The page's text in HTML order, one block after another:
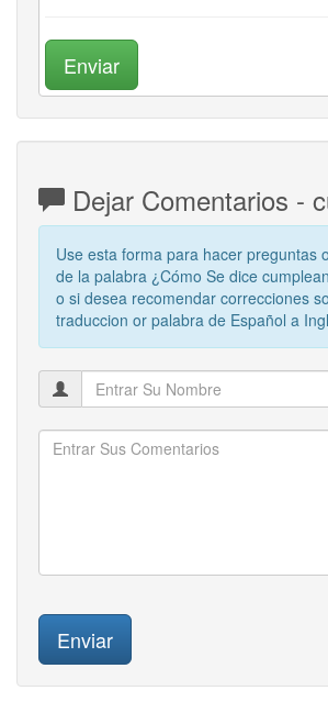
Enviar
Dejar Comentarios -
Use esta forma para hacer preguntas
de la palabra ¿Cómo Se dice
o si desea recomendar correcciones
traduccion or palabra de Español a